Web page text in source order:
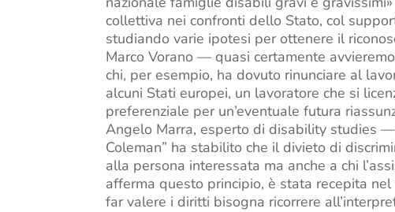
collettiva nei confronti dello Stato, col
studiando varie ipotesi per ottenere il
Marco Vorano — quasi certamente
chi, per esempio, ha dovuto rinunciare al
alcuni Stati europei, un lavoratore che si
preferenziale per un’eventuale futura
Angelo Marra, esperto di disability studies
Coleman” ha stabilito che il divieto di
alla persona interessata ma anche a chi
afferma questo principio, è stata recepita
far valere i diritti bisogna ricorrere